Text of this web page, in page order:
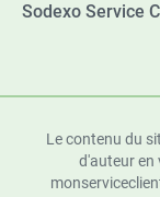
Sodexo Service
Le contenu du
d'auteur en